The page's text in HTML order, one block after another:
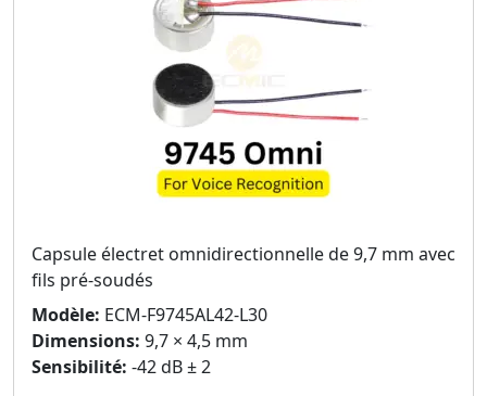
Capsule électret omnidirectionnelle de 9,7 mm avec
fils pré-soudés
Modèle: ECM-F9745AL42-L30
Dimensions: 9,7 × 4,5 mm
Sensibilité: -42 dB ± 2